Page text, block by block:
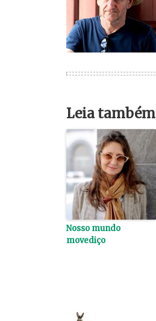
Leia também
Nosso mundo
movediço